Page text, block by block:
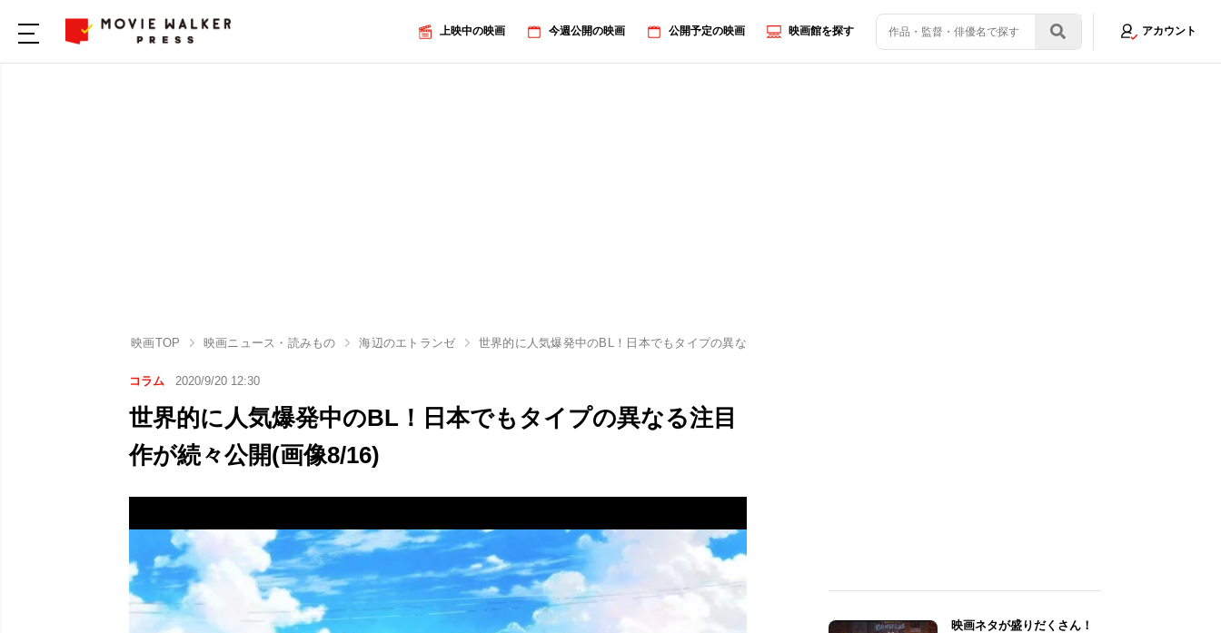
上映中の映画 今週公開の映画 公開予定の映画 映画館を探す アカウント
映画TOP 映画ニュース・読みもの 海辺のエトランゼ 世界的に人気爆発中のBL！日本でもタイプの異なる注目作が続々公開
コラム 2020/9/20 12:30
世界的に人気爆発中のBL！日本でもタイプの異なる注目
作が続々公開(画像8/16)
映画ネタが盛りだくさん！